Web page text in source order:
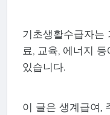
기초생활수급자는
료, 교육, 에너지
있습니다.
이 글은 생계급여,